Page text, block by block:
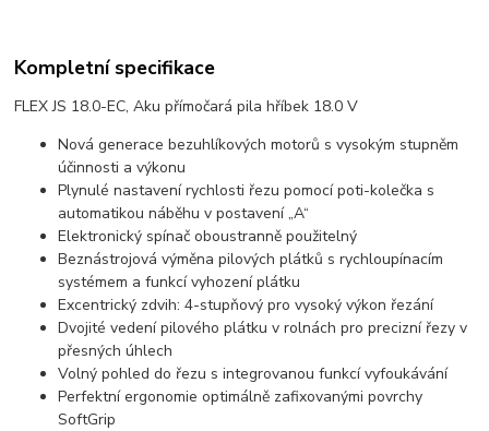
Kompletní specifikace
FLEX JS 18.0-EC, Aku přímočará pila hříbek 18.0 V
Nová generace bezuhlíkových motorů s vysokým stupněm
účinnosti a výkonu
Plynulé nastavení rychlosti řezu pomocí poti-kolečka s
automatikou náběhu v postavení „A“
Elektronický spínač oboustranně použitelný
Beznástrojová výměna pilových plátků s rychloupínacím
systémem a funkcí vyhození plátku
Excentrický zdvih: 4-stupňový pro vysoký výkon řezání
Dvojité vedení pilového plátku v rolnách pro precizní řezy v
přesných úhlech
Volný pohled do řezu s integrovanou funkcí vyfoukávání
Perfektní ergonomie optimálně zafixovanými povrchy
SoftGrip